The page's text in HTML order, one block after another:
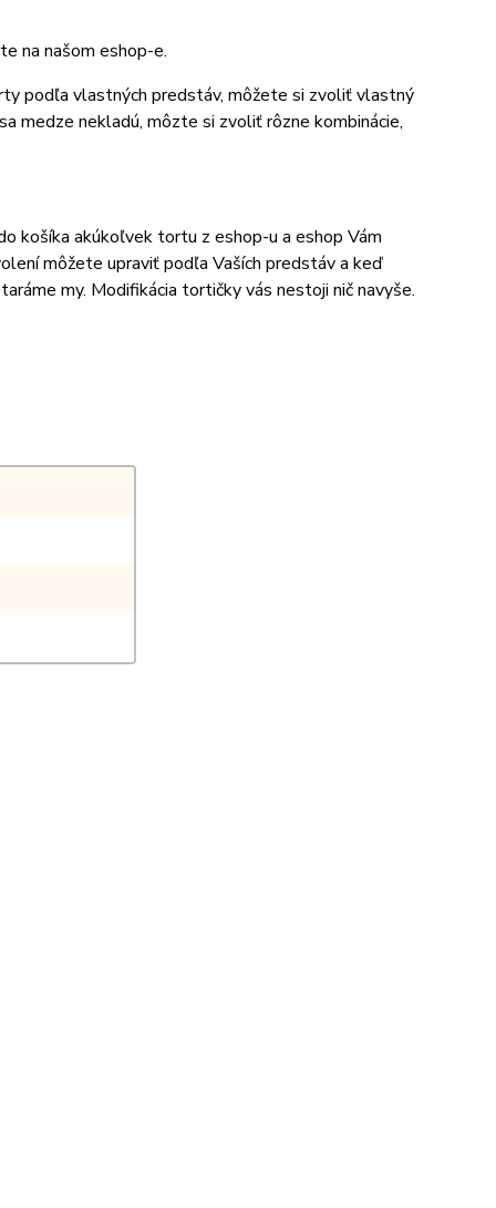
na našom eshop-e.
podľa vlastných predstáv, môžete si zvoliť vlastný
medze nekladú, môzte si zvoliť rôzne kombinácie,
košíka akúkoľvek tortu z eshop-u a eshop Vám
môžete upraviť podľa Vaších predstáv a keď
my. Modifikácia tortičky vás nestoji nič navyše.